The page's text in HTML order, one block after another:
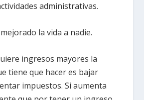
administrativas.
la vida a nadie.
ingresos mayores la
tiene que hacer es bajar
impuestos. Si aumenta